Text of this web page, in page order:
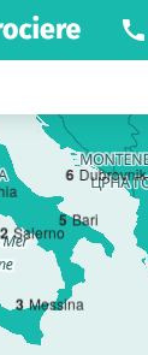
2 Salerno
3 Messina
5 Bari
6 Dubrovnik